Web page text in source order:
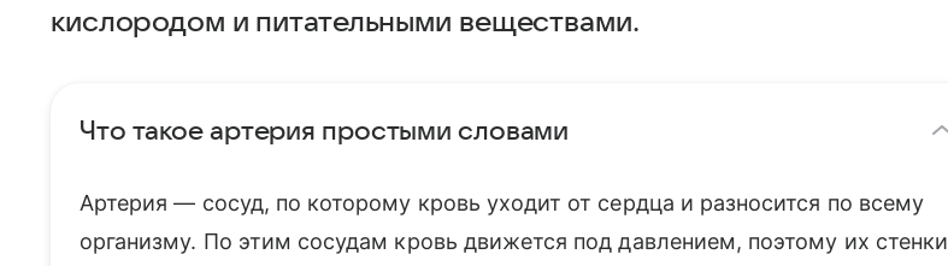
кислородом и питательными веществами.
Что такое артерия простыми словами
Артерия — сосуд, по которому кровь уходит от сердца и разносится по всему
организму. По этим сосудам кровь движется под давлением, поэтому их стенки